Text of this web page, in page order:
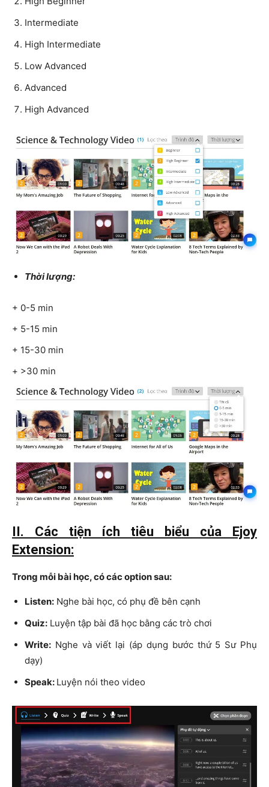
Intermediate
High Intermediate
Low Advanced
Advanced
High Advanced
Thời lượng:
+ 0-5 min
+ 5-15 min
+ 15-30 min
+ >30 min
II. Các tiện ích tiêu biểu của Ejoy
Extension:
Trong mỗi bài học, có các option sau:
Listen: Nghe bài học, có phụ đề bên cạnh
Quiz: Luyện tập bài đã học bằng các trò chơi
Write: Nghe và viết lại (áp dụng bước thứ 5 Sư Phụ
dạy)
Speak: Luyện nói theo video